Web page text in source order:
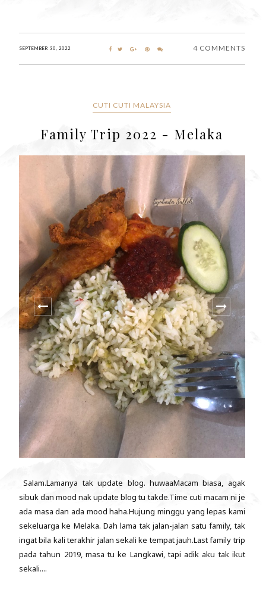
SEPTEMBER 30, 2022 4 COMMENTS
CUTI CUTI MALAYSIA
Family Trip 2022 - Melaka
Salam.Lamanya tak update blog. huwaaMacam biasa, agak
sibuk dan mood nak update blog tu takde.Time cuti macam ni je
ada masa dan ada mood haha.Hujung minggu yang lepas kami
sekeluarga ke Melaka. Dah lama tak jalan-jalan satu family, tak
ingat bila kali terakhir jalan sekali ke tempat jauh.Last family trip
pada tahun 2019, masa tu ke Langkawi, tapi adik aku tak ikut
sekali....